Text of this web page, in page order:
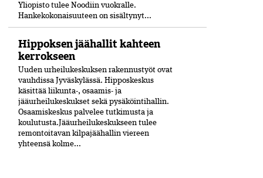
Yliopisto tulee Noodiin vuokralle.
Hankekokonaisuuteen on sisältynyt...
Hippoksen jäähallit kahteen
kerrokseen
Uuden urheilukeskuksen rakennustyöt ovat
vauhdissa Jyväskylässä. Hipposkeskus
käsittää liikunta-, osaamis- ja
jääurheilukeskukset sekä pysäköintihallin.
Osaamiskeskus palvelee tutkimusta ja
koulutusta.Jääurheilukeskukseen tulee
remontoitavan kilpajäähallin viereen
yhteensä kolme...